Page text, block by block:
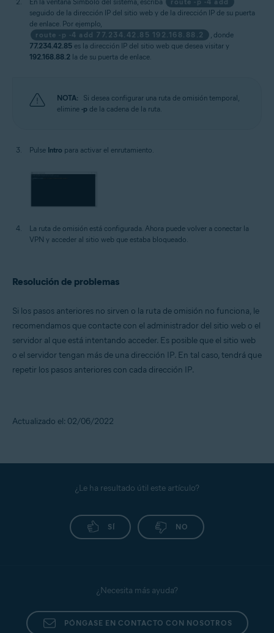
seguido de la dirección IP del sitio web y de la dirección IP de su puerta
de enlace. Por ejemplo,
route -p -4 add 77.234.42.85 192.168.88.2
, donde
77.234.42.85 es la dirección IP del sitio web que desea visitar y
192.168.88.2 la de su puerta de enlace.
NOTA:
Si desea configurar una ruta de omisión temporal,
elimine -p de la cadena de la ruta.
Pulse Intro para activar el enrutamiento.
La ruta de omisión está configurada. Ahora puede volver a conectar la
VPN y acceder al sitio web que estaba bloqueado.
Resolución de problemas
Si los pasos anteriores no sirven o la ruta de omisión no funciona, le
recomendamos que contacte con el administrador del sitio web o el
servidor al que está intentando acceder. Es posible que el sitio web
o el servidor tengan más de una dirección IP. En tal caso, tendrá que
repetir los pasos anteriores con cada dirección IP.
Actualizado el: 02/06/2022
¿Le ha resultado útil este artículo?
SÍ NO
¿Necesita más ayuda?
PÓNGASE EN CONTACTO CON NOSOTROS